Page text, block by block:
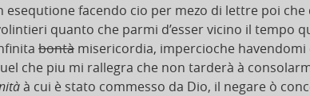
facendo cio per mezo di lettre poi che
quanto che parmi d’esser vicino il tempo
bontà misericordia, impercioche
che piu mi rallegra che non tarderà à
à cui è stato commesso da Dio, il negare ò